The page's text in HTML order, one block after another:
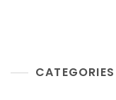
CATEGORIES